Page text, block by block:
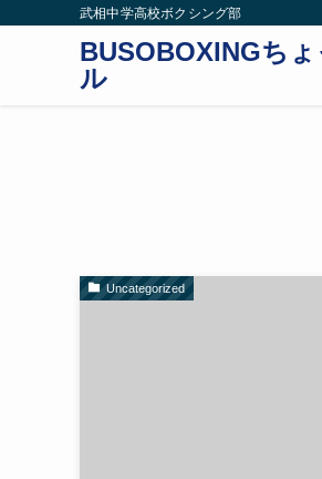
武相中学高校ボクシング部
BUSOBOXINGち
ル
Uncategorized